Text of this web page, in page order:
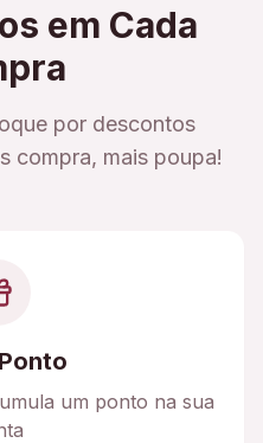
em Cada
por descontos
compra, mais poupa!
um ponto na sua